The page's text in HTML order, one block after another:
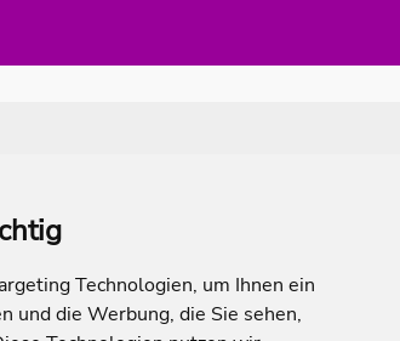
Technologien, um Ihnen ein
und die Werbung, die Sie sehen,